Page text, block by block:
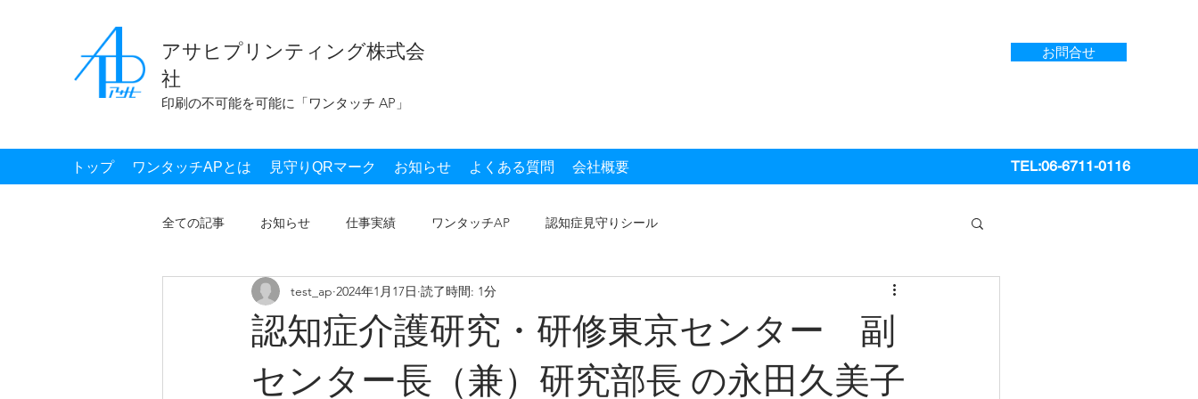
アサヒプリンティング株式会
社
印刷の不可能を可能に「ワンタッチ AP」
お問合せ
トップ ワンタッチAPとは 見守りQRマーク お知らせ よくある質問 会社概要 TEL:06-6711-0116
全ての記事 お知らせ 仕事実績 ワンタッチAP 認知症見守りシール
認知症介護研究・研修東京センター 副
センター長（兼）研究部長 の永田久美子
test_ap 2024年1月17日 読了時間: 1分